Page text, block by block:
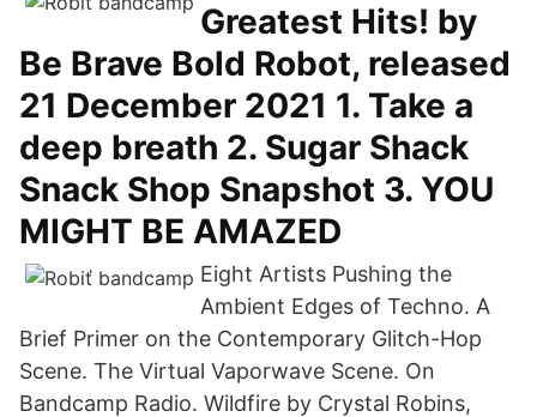
Greatest Hits! by
Be Brave Bold Robot, released
21 December 2021 1. Take a
deep breath 2. Sugar Shack
Snack Shop Snapshot 3. YOU
MIGHT BE AMAZED
Eight Artists Pushing the
Ambient Edges of Techno. A
Brief Primer on the Contemporary Glitch-Hop
Scene. The Virtual Vaporwave Scene. On
Bandcamp Radio. Wildfire by Crystal Robins,